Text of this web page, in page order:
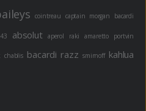
cointreau captain morgan bacardi
absolut aperol raki amaretto portvin
chablis bacardi razz smirnoff kahlua